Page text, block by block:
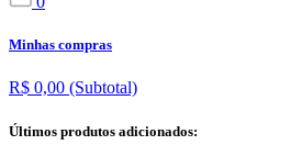
Minhas compras
R$ 0,00 (Subtotal)
Últimos produtos adicionados: